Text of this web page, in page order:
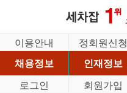
이용안내 정회원신청
채용정보
인재정보
로그인
회원가입